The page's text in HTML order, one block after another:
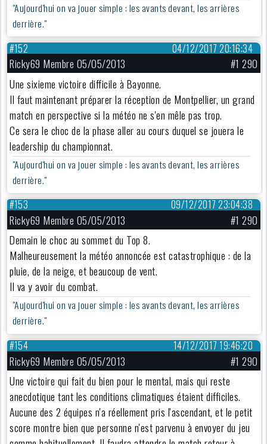
"Aujourd'hui on va jouer simple : les avants devant, les arrières
derrière."
04/12/2017 20:16:34
#152
Ricky69 Membre 05/05/2013
#1 290
Une sixieme victoire difficile à Bayonne.
Il faut maintenant préparer la réception de Montpellier, un grand
match en perspective si la météo ne s'en mêle pas trop.
Ce sera le choc de la phase aller au cours duquel se jouera le
leadership du championnat.
"Aujourd'hui on va jouer simple : les avants devant, les arrières
derrière."
09/12/2017 23:04:38
#153
Ricky69 Membre 05/05/2013
#1 290
Demain le choc au sommet du Top 8.
Malheureusement la météo annoncée est catastrophique : de la
pluie, de la neige, et beaucoup de vent.
Il va y avoir du combat.
"Aujourd'hui on va jouer simple : les avants devant, les arrières
derrière."
14/12/2017 19:46:20
#154
Ricky69 Membre 05/05/2013
#1 290
Une victoire qui fait du bien pour le mental, mais qui reste
anecdotique tant les conditions climatiques étaient difficiles.
Aucune des 2 équipes n'a réellement pris l'ascendant, et le petit
score montre bien que personne n'est parvenu à envoyer du jeu